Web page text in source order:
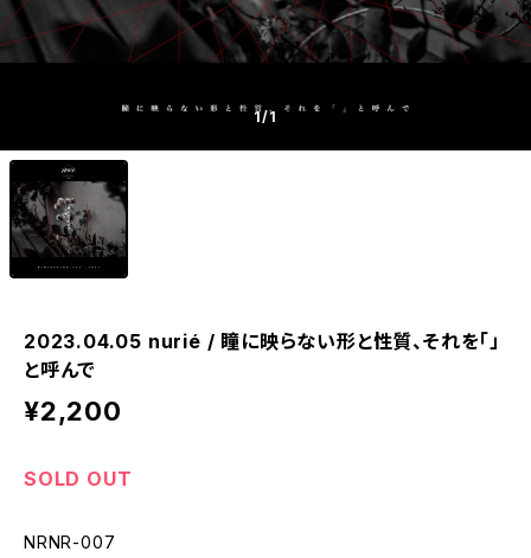
1/1
2023.04.05 nurié / 瞳に映らない形と性質、それを「」
と呼んで
¥2,200
SOLD OUT
NRNR-007